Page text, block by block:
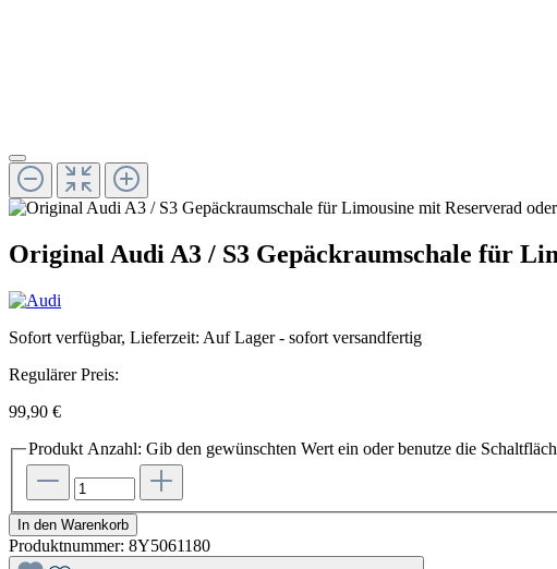
Original Audi A3 / S3 Gepäckraumschale für
Sofort verfügbar, Lieferzeit: Auf Lager - sofort versandfertig
Regulärer Preis:
99,90 €
Produkt Anzahl: Gib den gewünschten Wert ein oder benutze die
In den Warenkorb
Produktnummer: 8Y5061180